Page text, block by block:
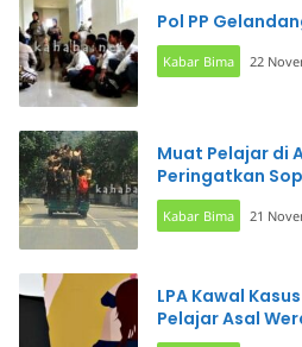
Pol PP
Kabar Bima 22
Muat Pelajar di
Peringatkan
Kabar Bima 21
LPA Kawal
Pelajar Asal